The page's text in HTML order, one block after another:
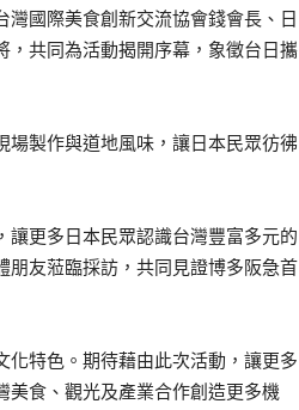
國際美食創新交流協會錢會長、日
，共同為活動揭開序幕，象徵台日攜
製作與道地風味，讓日本民眾彷彿
更多日本民眾認識台灣豐富多元的
朋友蒞臨採訪，共同見證博多阪急首
特色。期待藉由此次活動，讓更多
美食、觀光及產業合作創造更多機